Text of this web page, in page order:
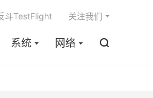
系统 网络 
斗TestFlight 关注我们